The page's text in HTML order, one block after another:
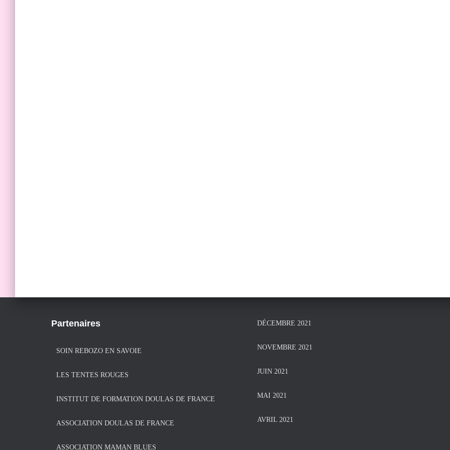
Partenaires
SOIN REBOZO EN SAVOIE
LES TENTES ROUGES
INSTITUT DE FORMATION DOULAS DE FRANCE
ASSOCIATION DOULAS DE FRANCE
ASSOCIATION MAMAN BLUES
DÉCEMBRE 2021
NOVEMBRE 2021
JUIN 2021
MAI 2021
AVRIL 2021